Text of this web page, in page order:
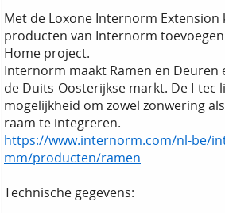
Met de Loxone Internorm Extension
producten van Internorm
Home project.
Internorm maakt Ramen en Deuren
de Duits-Oosterijkse markt. De I-tec
mogelijkheid om zowel zonwering
raam te integreren.
https://www.internorm.com/nl-be/
mm/producten/ramen
Technische gegevens: